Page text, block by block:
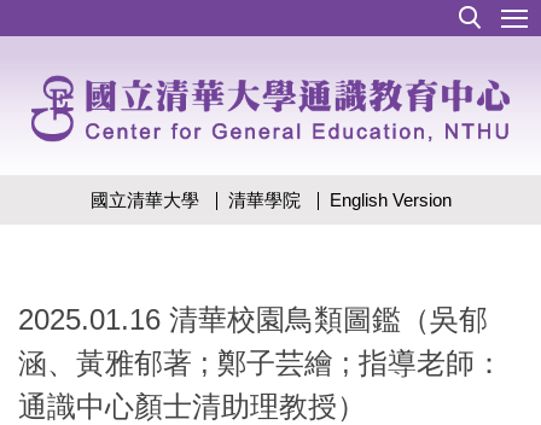
國立清華大學 清華學院 English Version
2025.01.16 清華校園鳥類圖鑑（吳郁
涵、黃雅郁著 ; 鄭子芸繪 ; 指導老師：
通識中心顏士清助理教授）